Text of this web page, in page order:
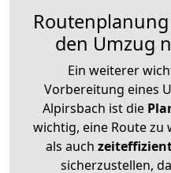
den Umzug
Ein weiterer
Vorbereitung eines
Alpirsbach ist die
wichtig, eine Route zu
als auch
sicherzustellen,